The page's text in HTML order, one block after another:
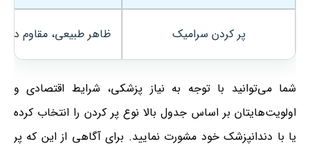
پر کردن سرامیک ظاهر طبیعی، مقاوم در
شما می‌توانید با توجه به نیاز پزشکی، شرایط اقتصادی و
اولویت‌هایتان بر اساس جدول بالا نوع پر کردن را انتخاب کرده
یا با دندانپزشک خود مشورت نمایید. برای آگاهی از این که پر